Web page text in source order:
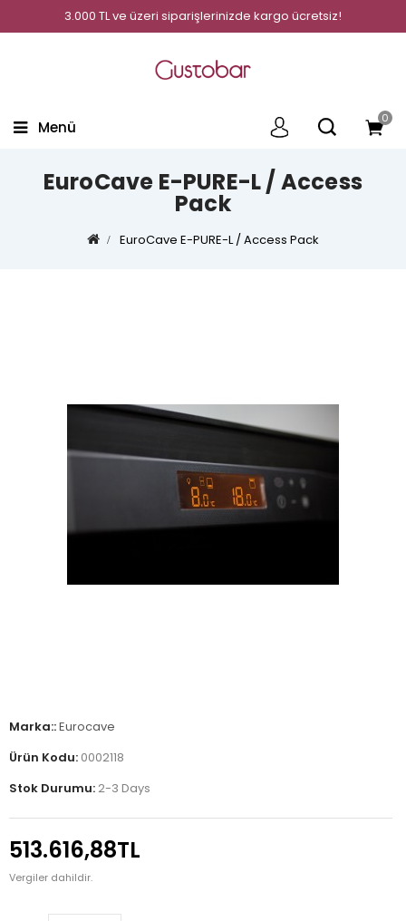
3.000 TL ve üzeri siparişlerinizde kargo ücretsiz!
0
Menü
EuroCave E-PURE-L / Access
Pack
EuroCave E-PURE-L / Access Pack
Marka::Eurocave
Ürün Kodu: 0002118
Stok Durumu: 2-3 Days
513.616,88TL
Vergiler dahildir.